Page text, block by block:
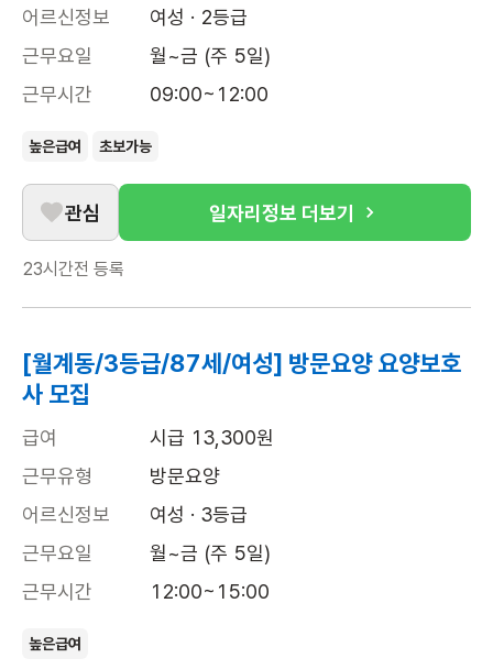
어르신정보
여성 · 2등급
근무요일
월~금 (주 5일)
근무시간
09:00~12:00
높은급여 초보가능
관심 일자리정보 더보기
23시간전 등록
[월계동/3등급/87세/여성] 방문요양 요양보호
사 모집
급여
시급 13,300원
근무유형
방문요양
어르신정보
여성 · 3등급
근무요일
월~금 (주 5일)
근무시간
12:00~15:00
높은급여